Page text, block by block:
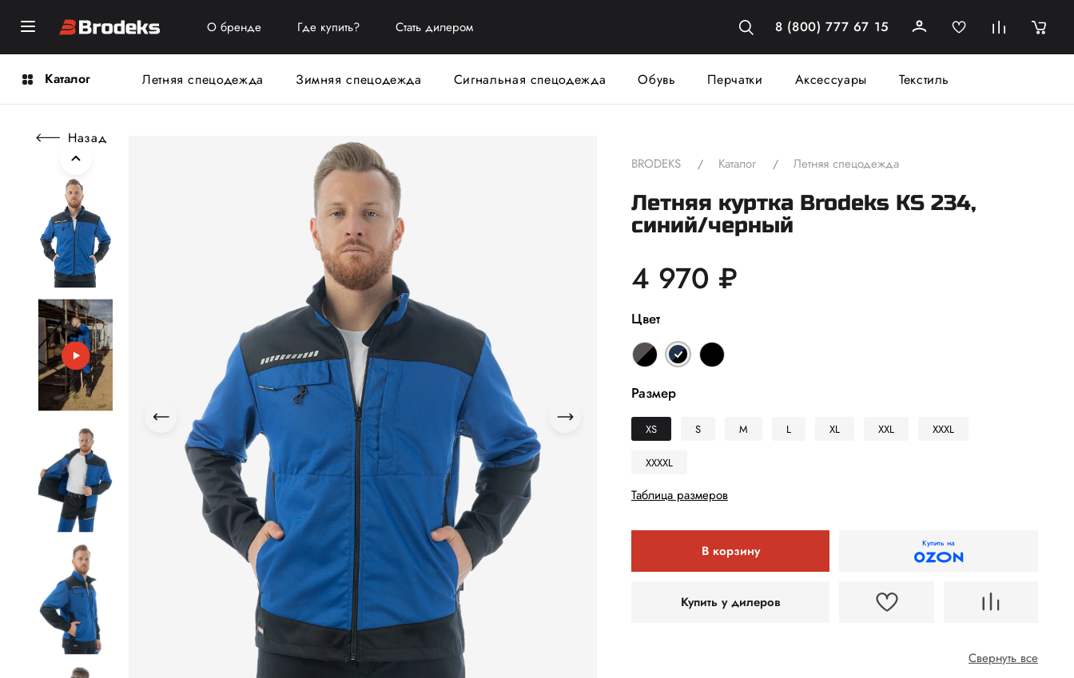
О бренде Где купить? Стать дилером 8 (800) 777 67 15
Каталог Летняя спецодежда Зимняя спецодежда Сигнальная спецодежда Обувь Перчатки Аксессуары Текстиль
Назад
BRODEKS Каталог Летняя спецодежда
Летняя куртка Brodeks KS 234,
синий/черный
4 970 ₽
Цвет
Размер
XS S M L XL XXL XXXL
XXXXL
Таблица размеров
В корзину Купить на
Купить у дилеров
Свернуть все